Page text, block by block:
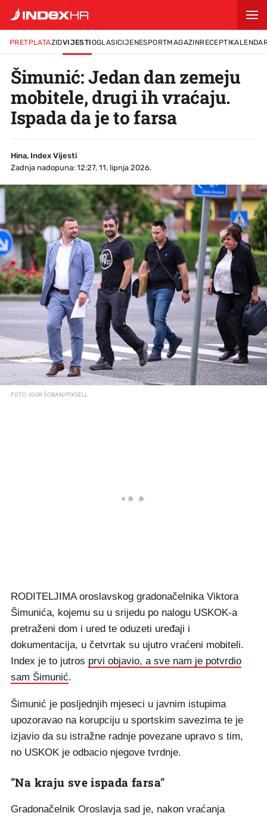
PRETPLATAZIDVIJESTIOGLASICIJENESPORTMAGAZINRECEPTI
Šimunić: Jedan dan zemeju
mobitele, drugi ih vraćaju.
Ispada da je to farsa
Hina, Index Vijesti
Zadnja nadopuna: 12:27, 11. lipnja 2026.
FOTO: IGOR ŠOBAN/PIXSELL
RODITELJIMA oroslavskog gradonačelnika Viktora
Šimunića, kojemu su u srijedu po nalogu USKOK-a
pretraženi dom i ured te oduzeti uređaji i
dokumentacija, u četvrtak su ujutro vraćeni mobiteli.
Index je to jutros prvi objavio, a sve nam je potvrdio
sam Šimunić.
Šimunić je posljednjih mjeseci u javnim istupima
upozoravao na korupciju u sportskim savezima te je
izjavio da su istražne radnje povezane upravo s tim,
no USKOK je odbacio njegove tvrdnje.
"Na kraju sve ispada farsa"
Gradonačelnik Oroslavja sad je, nakon vraćanja